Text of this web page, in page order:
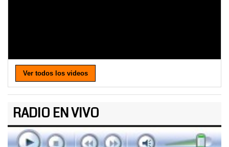
Ver todos los videos
RADIO EN VIVO